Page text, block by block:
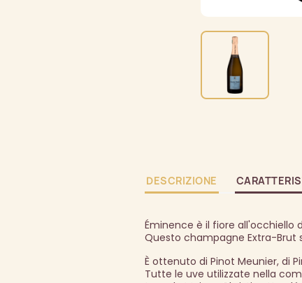
DESCRIZIONE
Éminence è il fiore all'occhiello
Questo champagne Extra-Brut
È ottenuto di Pinot Meunier, di
Tutte le uve utilizzate nella